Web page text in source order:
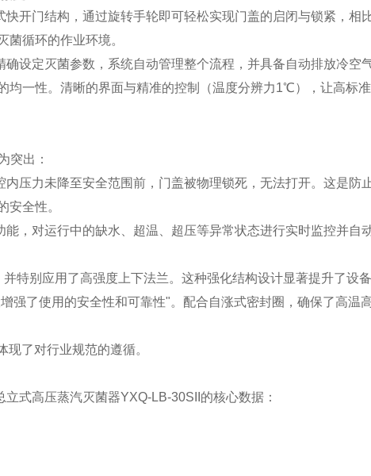
开门结构，通过旋转手轮即可轻松实现门盖的启闭与锁紧，相
循环的作业环境。
设定灭菌参数，系统自动管理整个流程，并具备自动排放冷空
均一性。清晰的界面与精准的控制（温度分辨力1℃），让高标
突出：
压力未降至安全范围前，门盖被物理锁死，无法打开。这是防
安全性。
，对运行中的缺水、超温、超压等异常状态进行实时监控并自
特别应用了高强度上下法兰。这种强化结构设计显著提升了设
强了使用的安全性和可靠性"。配合自涨式密封圈，确保了高温
了对行业规范的遵循。
式高压蒸汽灭菌器YXQ-LB-30SII的核心数据：